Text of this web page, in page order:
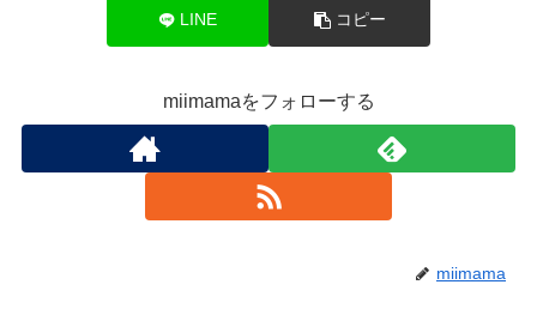
LINE コピー
miimamaをフォローする
miimama